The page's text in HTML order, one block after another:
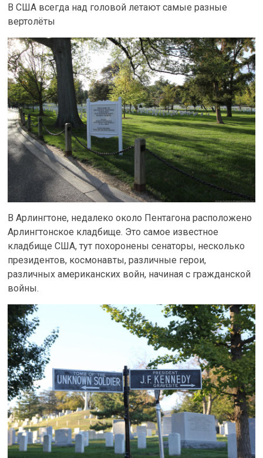
В США всегда над головой летают самые разные
вертолёты
В Арлингтоне, недалеко около Пентагона расположено
Арлингтонское кладбище. Это самое известное
кладбище США, тут похоронены сенаторы, несколько
президентов, космонавты, различные герои,
различных американских войн, начиная с гражданской
войны.